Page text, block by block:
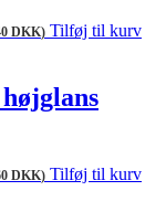
DKK) Tilføj til kurv
DKK) Tilføj til kurv